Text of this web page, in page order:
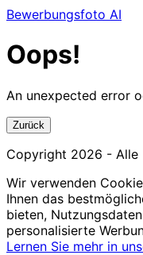
Bewerbungsfoto AI
Oops!
An unexpected error
Zurück
Copyright 2026 - Alle
Wir verwenden
Ihnen das
bieten,
personalisierte
Lernen Sie mehr in